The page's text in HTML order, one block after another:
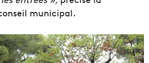
municipal.